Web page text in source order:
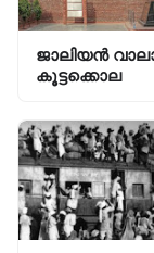
ജാലിയൻ
കൂട്ടക്കൊല